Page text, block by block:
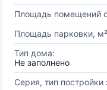
Площадь помещений
Площадь парковки,
Тип дома:
Не заполнено
Серия, тип постройки